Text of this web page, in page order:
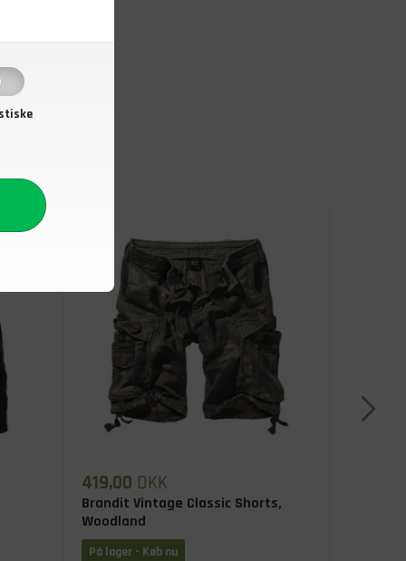
419,00 DKK
Brandit Vintage Classic Shorts,
Woodland
På lager - Køb nu